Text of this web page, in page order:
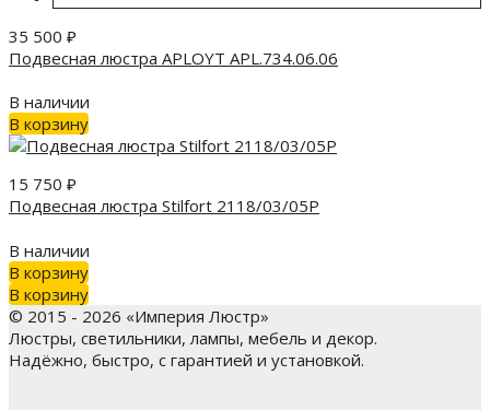
35 500 ₽
Подвесная люстра APLOYT APL.734.06.06
В наличии
В корзину
15 750 ₽
Подвесная люстра Stilfort 2118/03/05P
В наличии
В корзину
В корзину
© 2015 - 2026 «Империя Люстр»
Люстры, светильники, лампы, мебель и декор.
Надёжно, быстро, с гарантией и установкой.